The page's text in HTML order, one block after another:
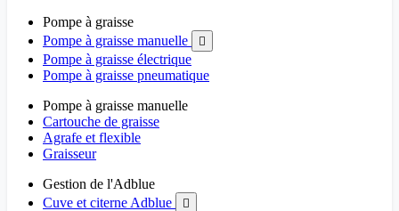
Pompe à graisse
Pompe à graisse manuelle

Pompe à graisse électrique
Pompe à graisse pneumatique
Pompe à graisse manuelle
Cartouche de graisse
Agrafe et flexible
Graisseur
Gestion de l'Adblue
Cuve et citerne Adblue
